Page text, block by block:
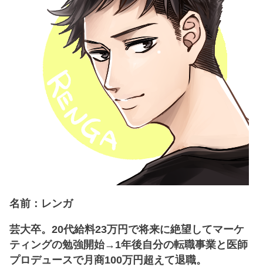
名前：レンガ
芸大卒。20代給料23万円で将来に絶望してマーケ
ティングの勉強開始→1年後自分の転職事業と医師
プロデュースで月商100万円超えて退職。